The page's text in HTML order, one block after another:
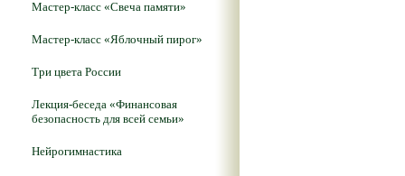
Мастер-класс «Свеча памяти»
Мастер-класс «Яблочный пирог»
Три цвета России
Лекция-беседа «Финансовая
безопасность для всей семьи»
Нейрогимнастика